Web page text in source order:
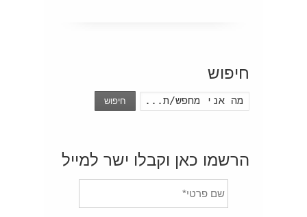
חיפוש
חיפוש
הרשמו כאן וקבלו ישר למייל